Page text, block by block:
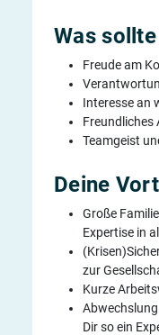
Was
Freude am
Interesse an
Freundliches
Teamgeist
Deine
Große
Expertise in
zur
Kurze
Dir so ein